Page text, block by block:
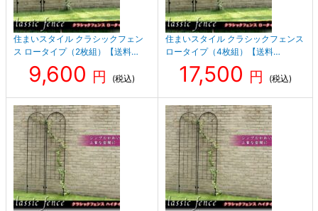
住まいスタイル クラシックフェン
ス ロータイプ（2枚組）【送料…
9,600 円 (税込)
住まいスタイル クラシックフェンス
ロータイプ（4枚組）【送料…
17,500 円 (税込)